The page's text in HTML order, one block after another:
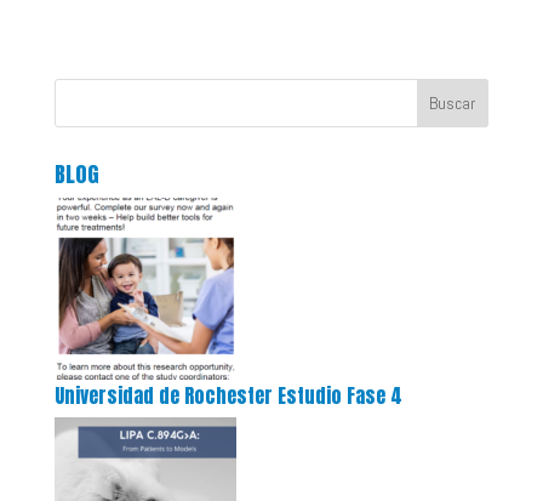
Buscar
BLOG
Universidad de Rochester Estudio Fase 4